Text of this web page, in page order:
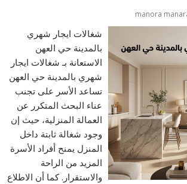
manora
شغالات ايجار شهري
بالمدينة حي العهن
الاستعانة بـ شغالات ايجار
شهري بالمدينة حي العهن
تساعد الأسر على تجنب
عناء البحث المتكرر عن
العمالة المنزلية، حيث إن
وجود شغالة ثابتة داخل
المنزل يمنح أفراد الأسرة
المزيد من الراحة
والاستقرار. كما أن الاطلاع